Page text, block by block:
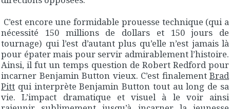
C’est encore une formidable prouesse technique (qui a
nécessité 150 millions de dollars et 150 jours de
tournage) qui l’est d’autant plus qu’elle n’est jamais là
pour épater mais pour servir admirablement l’histoire.
Ainsi, il fut un temps question de Robert Redford pour
incarner Benjamin Button vieux. C’est finalement Brad
Pitt qui interprète Benjamin Button tout au long de sa
vie. L’impact dramatique et visuel à le voir ainsi